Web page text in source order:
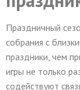
Праздничный
собрания с
праздники, чем
игры не только
содействуют